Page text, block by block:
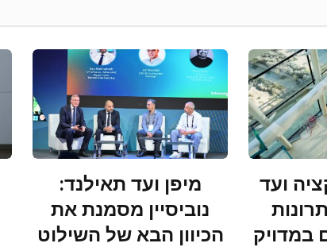
ועד
במדויק
מיפן ועד תאילנד:
נוביסיין מסמנת את
הכיוון הבא של השילוט